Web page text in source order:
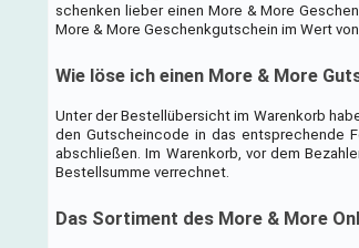
schenken lieber einen More & More
More & More Geschenkgutschein im Wert
Wie löse ich einen More & More
Unter der Bestellübersicht im Warenkorb
den Gutscheincode in das entsprechende
abschließen. Im Warenkorb, vor dem
Bestellsumme verrechnet.
Das Sortiment des More & More